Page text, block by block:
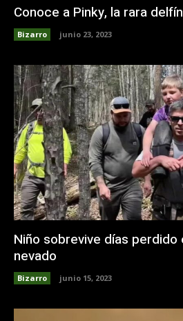
Conoce a Pinky, la rara
Bizarro junio 23, 2023
Niño sobrevive días perdido
nevado
Bizarro junio 15, 2023